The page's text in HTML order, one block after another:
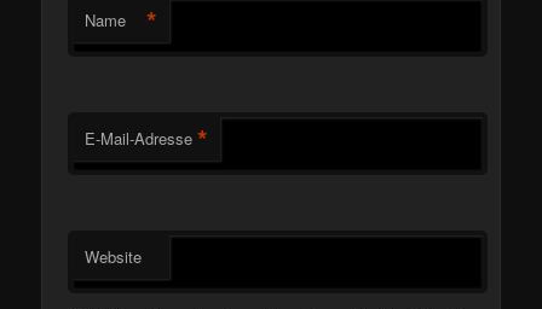
Name *
E-Mail-Adresse *
Website